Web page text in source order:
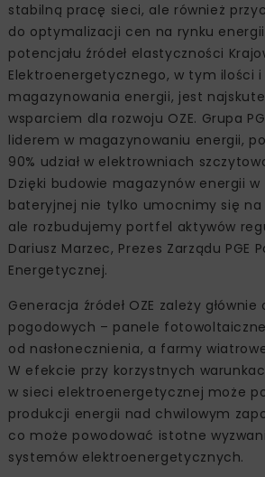
stabilną pracę sieci, ale również
do optymalizacji cen na rynku
potencjału źródeł elastyczności
Elektroenergetycznego, w tym ilości
magazynowania energii, jest
wsparciem dla rozwoju OZE. Grupa
liderem w magazynowaniu energii,
90% udział w elektrowniach
Dzięki budowie magazynów energii
bateryjnej nie tylko umocnimy się na
ale rozbudujemy portfel aktywów
Dariusz Marzec, Prezes Zarządu PGE
Energetycznej.
Generacja źródeł OZE zależy
pogodowych – panele
od nasłonecznienia, a farmy
W efekcie przy korzystnych
w sieci elektroenergetycznej może
produkcji energii nad chwilowym
co może powodować istotne
systemów elektroenergetycznych.